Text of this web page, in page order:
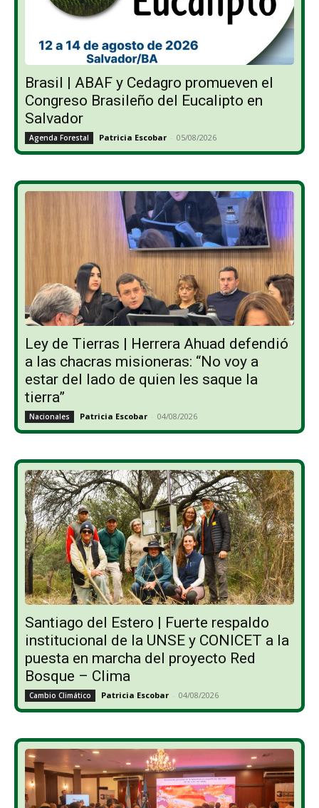
Brasil | ABAF y Cedagro promueven el
Congreso Brasileño del Eucalipto en
Salvador
Agenda Forestal Patricia Escobar - 05/08/2026
Ley de Tierras | Herrera Ahuad defendió
a las chacras misioneras: “No voy a
estar del lado de quien les saque la
tierra”
Nacionales Patricia Escobar - 04/08/2026
Santiago del Estero | Fuerte respaldo
institucional de la UNSE y CONICET a la
puesta en marcha del proyecto Red
Bosque – Clima
Cambio Climático Patricia Escobar - 04/08/2026